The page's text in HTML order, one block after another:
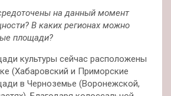
на данный момент
В каких регионах можно
площади?
культуры сейчас расположены
(Хабаровский и Приморские
в Черноземье (Воронежской,